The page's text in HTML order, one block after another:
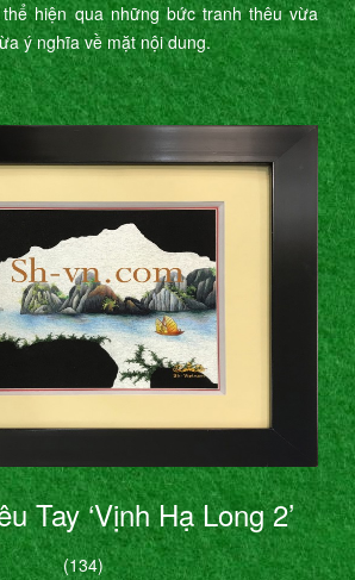
hiện qua những bức tranh thêu vừa
ý nghĩa về mặt nội dung.
Tay ‘Vịnh Hạ Long 2’
(134)